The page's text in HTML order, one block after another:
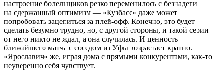
настроение болельщиков резко переменилось с безнадеги
на сдержанный оптимизм — «Кузбасс» даже может
попробовать зацепиться за плей-офф. Конечно, это будет
сделать безумно трудно, но, с другой стороны, и такой серии
от него никто не ждал, а она случилась. И ценность
ближайшего матча с соседом из Уфы возрастает кратно.
«Ярославич» же, играя дома с прямыми конкурентами, как-то
неуверенно себя чувствует.